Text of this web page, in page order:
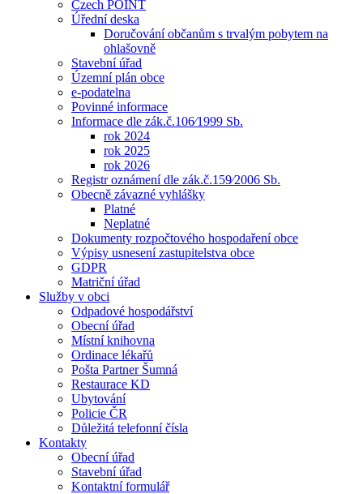
Czech POINT
Úřední deska
Doručování občanům s trvalým pobytem na
ohlašovně
Stavební úřad
Územní plán obce
e-podatelna
Povinné informace
Informace dle zák.č.106⁄1999 Sb.
rok 2024
rok 2025
rok 2026
Registr oznámení dle zák.č.159⁄2006 Sb.
Obecně závazné vyhlášky
Platné
Neplatné
Dokumenty rozpočtového hospodaření obce
Výpisy usnesení zastupitelstva obce
GDPR
Matriční úřad
Služby v obci
Odpadové hospodářství
Obecní úřad
Místní knihovna
Ordinace lékařů
Pošta Partner Šumná
Restaurace KD
Ubytování
Policie ČR
Důležitá telefonní čísla
Kontakty
Obecní úřad
Stavební úřad
Kontaktní formulář